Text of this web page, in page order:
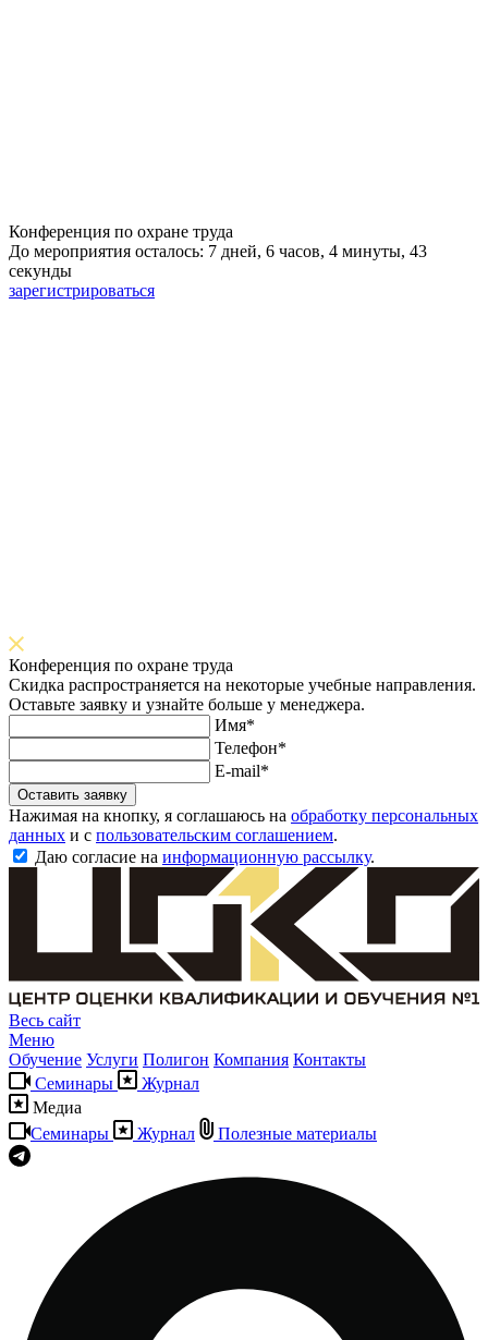
Конференция по охране труда
До мероприятия осталось: 7 дней, 6 часов, 4 минуты, 42
секунды
зарегистрироваться
Конференция по охране труда
Скидка распространяется на некоторые учебные направления.
Оставьте заявку и узнайте больше у менеджера.
Имя*
Телефон*
E-mail*
Оставить заявку
Нажимая на кнопку, я соглашаюсь на обработку персональных
данных и с пользовательским соглашением.
Даю согласие на информационную рассылку.
Весь сайт
Меню
Обучение Услуги Полигон Компания Контакты
Семинары
Журнал
Медиа
Семинары
Журнал Полезные материалы